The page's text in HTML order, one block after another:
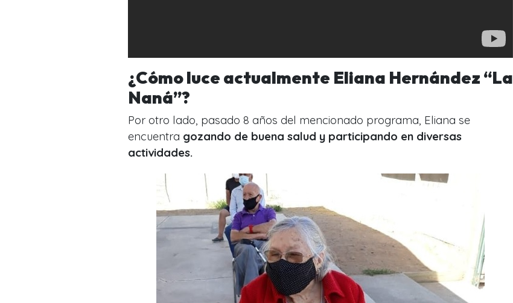
¿Cómo luce actualmente Eliana Hernández “La
Naná”?
Por otro lado, pasado 8 años del mencionado programa, Eliana se
encuentra gozando de buena salud y participando en diversas
actividades.